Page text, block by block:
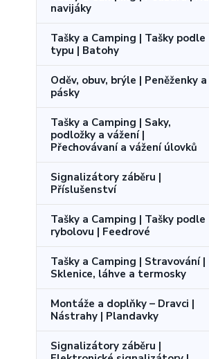
navijáky
Tašky a Camping | Tašky podle
typu | Batohy
Oděv, obuv, brýle | Peněženky a
pásky
Tašky a Camping | Saky,
podložky a vážení |
Přechovávaní a vážení úlovků
Signalizátory záběru |
Příslušenství
Tašky a Camping | Tašky podle
rybolovu | Feedrové
Tašky a Camping | Stravování |
Sklenice, láhve a termosky
Montáže a doplňky – Dravci |
Nástrahy | Plandavky
Signalizátory záběru |